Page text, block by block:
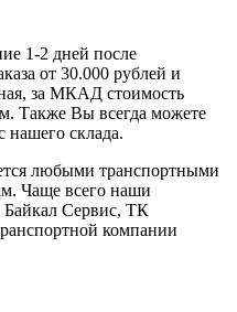
1-2 дней после
от 30.000 рублей и
за МКАД стоимость
Также Вы всегда можете
нашего склада.
любыми транспортными
Чаще всего наши
Сервис, ТК
компании